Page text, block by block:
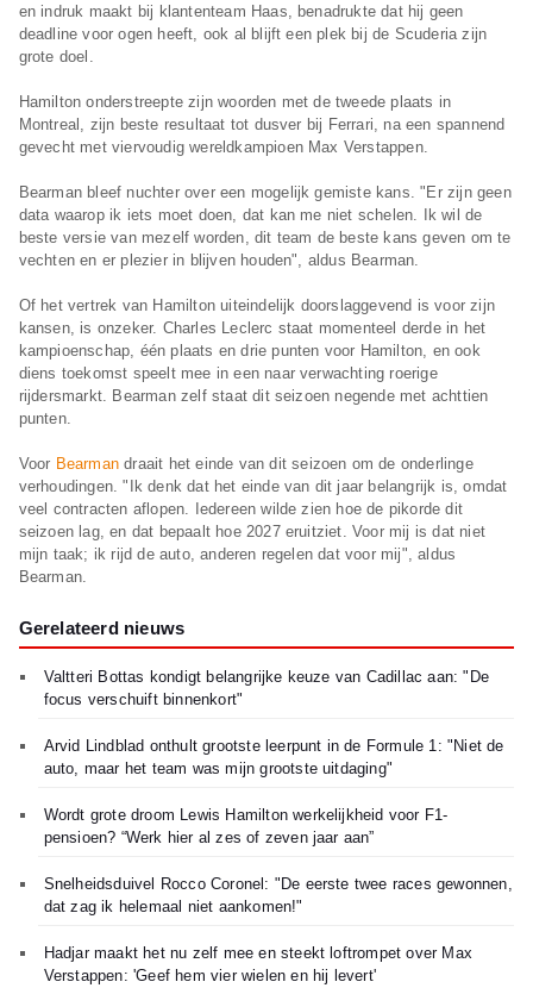
en indruk maakt bij klantenteam Haas, benadrukte dat hij geen
deadline voor ogen heeft, ook al blijft een plek bij de Scuderia zijn
grote doel.
Hamilton onderstreepte zijn woorden met de tweede plaats in
Montreal, zijn beste resultaat tot dusver bij Ferrari, na een spannend
gevecht met viervoudig wereldkampioen Max Verstappen.
Bearman bleef nuchter over een mogelijk gemiste kans. "Er zijn geen
data waarop ik iets moet doen, dat kan me niet schelen. Ik wil de
beste versie van mezelf worden, dit team de beste kans geven om te
vechten en er plezier in blijven houden", aldus Bearman.
Of het vertrek van Hamilton uiteindelijk doorslaggevend is voor zijn
kansen, is onzeker. Charles Leclerc staat momenteel derde in het
kampioenschap, één plaats en drie punten voor Hamilton, en ook
diens toekomst speelt mee in een naar verwachting roerige
rijdersmarkt. Bearman zelf staat dit seizoen negende met achttien
punten.
Voor Bearman draait het einde van dit seizoen om de onderlinge
verhoudingen. "Ik denk dat het einde van dit jaar belangrijk is, omdat
veel contracten aflopen. Iedereen wilde zien hoe de pikorde dit
seizoen lag, en dat bepaalt hoe 2027 eruitziet. Voor mij is dat niet
mijn taak; ik rijd de auto, anderen regelen dat voor mij", aldus
Bearman.
Gerelateerd nieuws
Valtteri Bottas kondigt belangrijke keuze van Cadillac aan: "De
focus verschuift binnenkort"
Arvid Lindblad onthult grootste leerpunt in de Formule 1: "Niet de
auto, maar het team was mijn grootste uitdaging"
Wordt grote droom Lewis Hamilton werkelijkheid voor F1-
pensioen? “Werk hier al zes of zeven jaar aan”
Snelheidsduivel Rocco Coronel: "De eerste twee races gewonnen,
dat zag ik helemaal niet aankomen!"
Hadjar maakt het nu zelf mee en steekt loftrompet over Max
Verstappen: 'Geef hem vier wielen en hij levert'